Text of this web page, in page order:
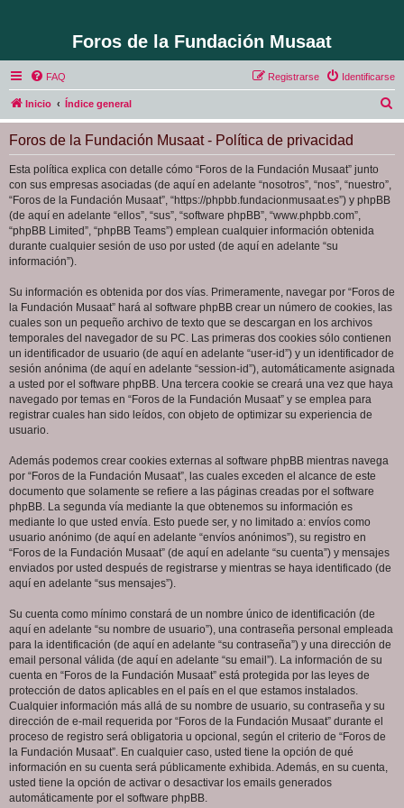
Foros de la Fundación Musaat
FAQ Identificarse
Registrarse
Inicio Índice general
u
Foros de la Fundación Musaat - Política de privacidad
Esta política explica con detalle cómo “Foros de la Fundación Musaat” junto
con sus empresas asociadas (de aquí en adelante “nosotros”, “nos”, “nuestro”,
“Foros de la Fundación Musaat”, “https://phpbb.fundacionmusaat.es”) y phpBB
(de aquí en adelante “ellos”, “sus”, “software phpBB”, “www.phpbb.com”,
“phpBB Limited”, “phpBB Teams”) emplean cualquier información obtenida
durante cualquier sesión de uso por usted (de aquí en adelante “su
información”).
Su información es obtenida por dos vías. Primeramente, navegar por “Foros de
la Fundación Musaat” hará al software phpBB crear un número de cookies, las
cuales son un pequeño archivo de texto que se descargan en los archivos
temporales del navegador de su PC. Las primeras dos cookies sólo contienen
un identificador de usuario (de aquí en adelante “user-id”) y un identificador de
sesión anónima (de aquí en adelante “session-id”), automáticamente asignada
a usted por el software phpBB. Una tercera cookie se creará una vez que haya
navegado por temas en “Foros de la Fundación Musaat” y se emplea para
registrar cuales han sido leídos, con objeto de optimizar su experiencia de
usuario.
Además podemos crear cookies externas al software phpBB mientras navega
por “Foros de la Fundación Musaat”, las cuales exceden el alcance de este
documento que solamente se refiere a las páginas creadas por el software
phpBB. La segunda vía mediante la que obtenemos su información es
mediante lo que usted envía. Esto puede ser, y no limitado a: envíos como
usuario anónimo (de aquí en adelante “envíos anónimos”), su registro en
“Foros de la Fundación Musaat” (de aquí en adelante “su cuenta”) y mensajes
enviados por usted después de registrarse y mientras se haya identificado (de
aquí en adelante “sus mensajes”).
Su cuenta como mínimo constará de un nombre único de identificación (de
aquí en adelante “su nombre de usuario”), una contraseña personal empleada
para la identificación (de aquí en adelante “su contraseña”) y una dirección de
email personal válida (de aquí en adelante “su email”). La información de su
cuenta en “Foros de la Fundación Musaat” está protegida por las leyes de
protección de datos aplicables en el país en el que estamos instalados.
Cualquier información más allá de su nombre de usuario, su contraseña y su
dirección de e-mail requerida por “Foros de la Fundación Musaat” durante el
proceso de registro será obligatoria u opcional, según el criterio de “Foros de
la Fundación Musaat”. En cualquier caso, usted tiene la opción de qué
información en su cuenta será públicamente exhibida. Además, en su cuenta,
usted tiene la opción de activar o desactivar los emails generados
automáticamente por el software phpBB.